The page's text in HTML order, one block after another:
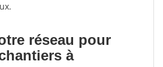
réseau pour
à